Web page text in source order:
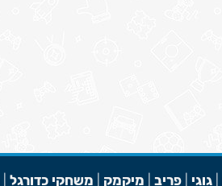
גוגי פריב מיקמק משחקי כדורגל